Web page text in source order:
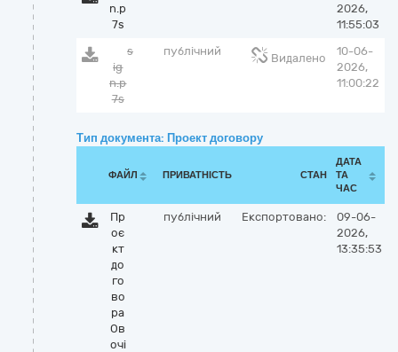
n.p
7s
2026,
11:55:03
s
ig
n.p
7s
публічний
Видалено
10-06-
2026,
11:00:22
Тип документа: Проект договору
ФАЙЛ ПРИВАТНІСТЬ СТАН
ДАТА
ТА
ЧАС
Пр
оє
кт
до
го
во
ра
Ов
очі
публічний Експортовано:
09-06-
2026,
13:35:53